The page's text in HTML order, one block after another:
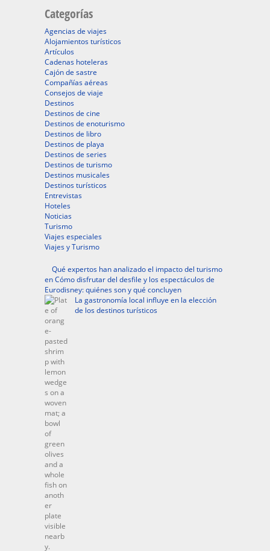
Categorías
Agencias de viajes
Alojamientos turísticos
Artículos
Cadenas hoteleras
Cajón de sastre
Compañías aéreas
Consejos de viaje
Destinos
Destinos de cine
Destinos de enoturismo
Destinos de libro
Destinos de playa
Destinos de series
Destinos de turismo
Destinos musicales
Destinos turísticos
Entrevistas
Hoteles
Noticias
Turismo
Viajes especiales
Viajes y Turismo
Qué expertos han analizado el impacto del turismo
en Cómo disfrutar del desfile y los espectáculos de
Eurodisney: quiénes son y qué concluyen
La gastronomía local influye en la elección
de los destinos turísticos